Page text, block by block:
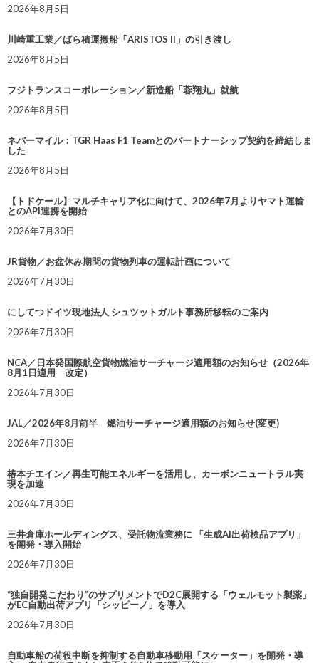
2026年8月5日
川崎重工業／ばら積運搬船「ARISTOS II」の引き渡し
2026年8月5日
フジトランスコーポレーション／新造船「蓉翔丸」就航
2026年8月5日
ネバーマイル：TGR Haas F1 Teamとのパートナーシップ契約を締結しま
した
2026年8月5日
【トドケール】マルチキャリア化に向けて、2026年7月よりヤマト運輸
とのAPI連携を開始
2026年7月30日
JR貨物／お盆休み期間の貨物列車の運転計画について
2026年7月30日
にしてつドイツ現地法人 シュツットガルト事務所移転のご案内
2026年7月30日
NCA／日本発国際航空貨物燃油サーチャージ適用額のお知らせ（2026年
8月1日適用 改定）
2026年7月30日
JAL／2026年8月前半 燃油サーチャージ適用額のお知らせ(変更)
2026年7月30日
椿本チエイン／再生可能エネルギーを活用し、カーボンニュートラル実
現を加速
2026年7月30日
三井倉庫ホールディングス、受託物流業務に 「生成AI出荷検品アプリ」
を開発・導入開始
2026年7月30日
“独自開発こだわり”のサプリメントでD2C展開する「ウェルモット製薬」
がEC自動出荷アプリ「シッピーノ」を導入
2026年7月30日
自動車船の荷役中断を抑制する自動車移動用「スケーター」を開発・導